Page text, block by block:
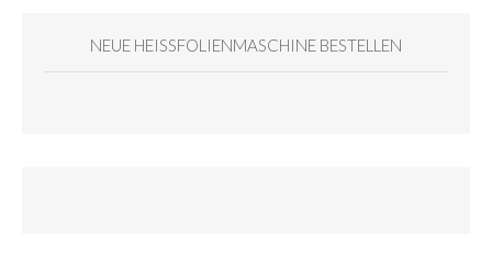
NEUE HEISSFOLIENMASCHINE BESTELLEN